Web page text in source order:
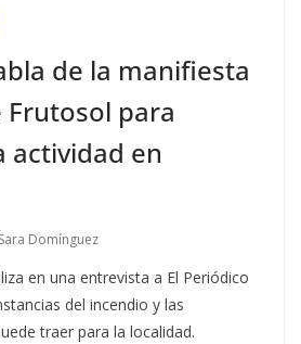
de la manifiesta
para
actividad en
Sara Domínguez
en una entrevista a El Periódico
del incendio y las
traer para la localidad.